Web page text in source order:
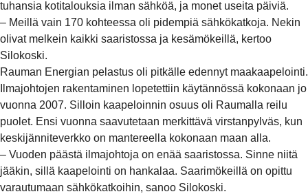
tuhansia kotitalouksia ilman sähköä, ja monet useita päiviä.
– Meillä vain 170 kohteessa oli pidempiä sähkökatkoja. Nekin
olivat melkein kaikki saaristossa ja kesämökeillä, kertoo
Silokoski.
Rauman Energian pelastus oli pitkälle edennyt maakaapelointi.
Ilmajohtojen rakentaminen lopetettiin käytännössä kokonaan jo
vuonna 2007. Silloin kaapeloinnin osuus oli Raumalla reilu
puolet. Ensi vuonna saavutetaan merkittävä virstanpylväs, kun
keskijänniteverkko on mantereella kokonaan maan alla.
– Vuoden päästä ilmajohtoja on enää saaristossa. Sinne niitä
jääkin, sillä kaapelointi on hankalaa. Saarimökeillä on opittu
varautumaan sähkökatkoihin, sanoo Silokoski.